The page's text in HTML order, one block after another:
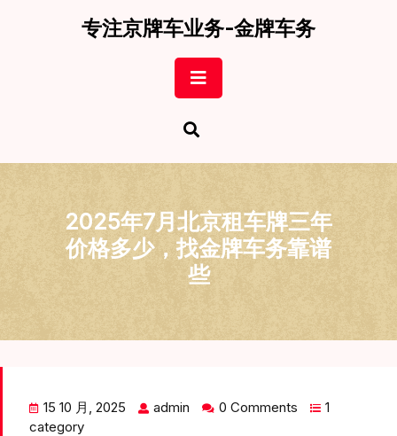
专注京牌车业务-金牌车务
Button
2025年7月北京租车牌三年
价格多少，找金牌车务靠谱
些
15 10 月, 2025 admin 0 Comments
1
category